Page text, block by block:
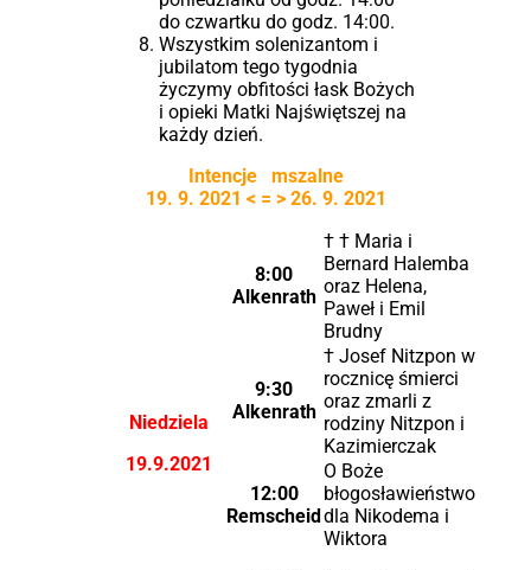
do czwartku do godz. 14:00.
Wszystkim solenizantom i
jubilatom tego tygodnia
życzymy obfitości łask Bożych
i opieki Matki Najświętszej na
każdy dzień.
Intencje mszalne
19. 9. 2021 < = > 26. 9. 2021
Niedziela
19.9.2021
8:00
Alkenrath
† † Maria i
Bernard Halemba
oraz Helena,
Paweł i Emil
Brudny
9:30
Alkenrath
† Josef Nitzpon w
rocznicę śmierci
oraz zmarli z
rodziny Nitzpon i
Kazimierczak
12:00
Remscheid
O Boże
błogosławieństwo
dla Nikodema i
Wiktora